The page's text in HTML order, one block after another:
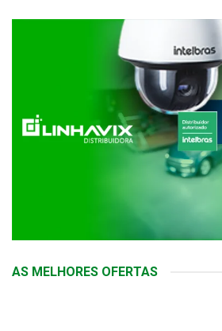
AS MELHORES OFERTAS